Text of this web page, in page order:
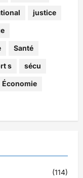
justice
Santé
s sécu
Économie
(114)